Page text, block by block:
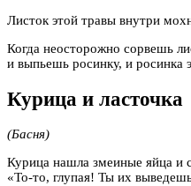
Листок этой травы внутри
Когда неосторожно сорвешь
и выпьешь росинку, и росинка
Курица и ласточка
(Басня)
Курица нашла змеиные яйца и
«То-то, глупая! Ты их